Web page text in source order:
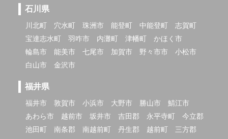
石川県
川北町 穴水町 珠洲市 能登町 中能登町
志賀町
宝達志水町
羽咋市 内灘町 津幡町
かほく市
輪島市
能美市 七尾市 加賀市 野々市市
小松市
白山市
金沢市
福井県
福井市 敦賀市 小浜市 大野市 勝山市
鯖江市
あわら市
越前市 坂井市 吉田郡 永平寺町
今立郡
池田町
南条郡 南越前町 丹生郡 越前町
三方郡